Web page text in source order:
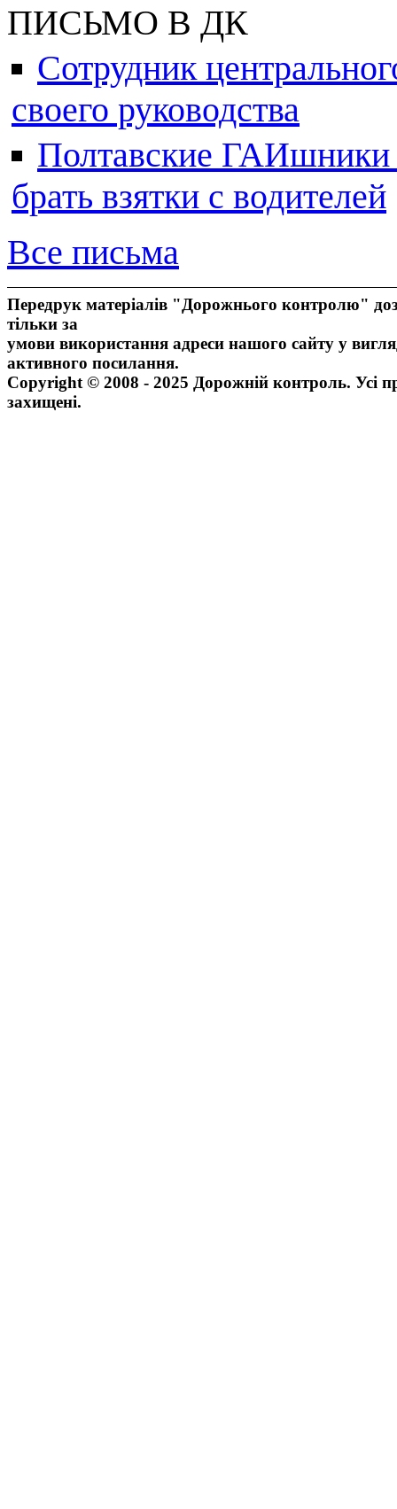
ПИСЬМО В ДК
Сотрудник
своего руководства
Полтавские ГАИшники
брать взятки с водителей
Все письма
Передрук матеріалів "Дорожнього контролю"
тільки за
умови використання адреси нашого сайту у
активного посилання.
Copyright © 2008 - 2025 Дорожній контроль. Усі
захищені.